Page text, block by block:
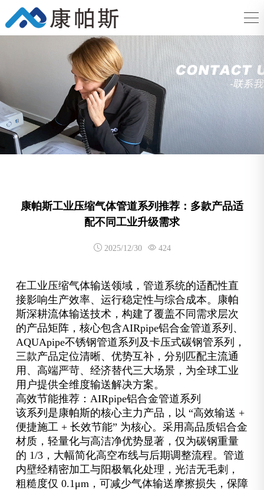
康帕斯工业压缩气体管道系列推荐：多款产品适
配不同工业升级需求
2025/12/30 424
在工业压缩气体输送领域，管道系统的适配性直
接影响生产效率、运行稳定性与综合成本。康帕
斯深耕流体输送技术，构建了覆盖不同需求层次
的产品矩阵，核心包含AIRpipe铝合金管道系列、
AQUApipe不锈钢管道系列及卡压式碳钢管系列，
三款产品定位清晰、优势互补，分别匹配主流通
用、高端严苛、经济替代三大场景，为全球工业
用户提供全维度输送解决方案。
高效节能推荐：AIRpipe铝合金管道系列
该系列是康帕斯的核心主力产品，以 “高效输送 +
便捷施工 + 长效节能” 为核心。采用高品质铝合金
材质，轻量化与高洁净优势显著，仅为碳钢重量
的 1/3，大幅简化高空布线与后期调整流程。管道
内壁经精密加工与阳极氧化处理，光洁无毛刺，
粗糙度仅 0.1μm，可减少气体输送摩擦损失，保障